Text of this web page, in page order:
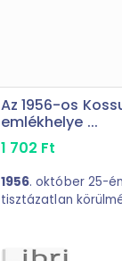
Az 1956-os
emlékhelye ...
1 702 Ft
1956. október 25-
tisztázatlan